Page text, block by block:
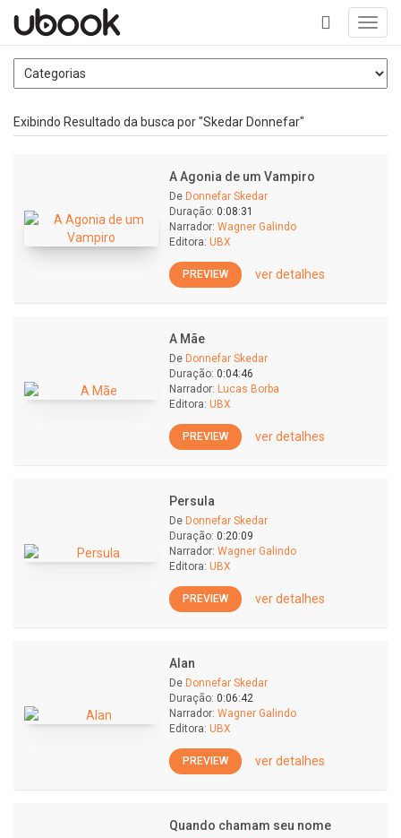
+
Exibindo Resultado da busca por "Skedar Donnefar"
A Agonia de um Vampiro
De Donnefar Skedar
Duração: 0:08:31
Narrador: Wagner Galindo
Editora: UBX
PREVIEW ver detalhes
A Mãe
De Donnefar Skedar
Duração: 0:04:46
Narrador: Lucas Borba
Editora: UBX
PREVIEW ver detalhes
Persula
De Donnefar Skedar
Duração: 0:20:09
Narrador: Wagner Galindo
Editora: UBX
PREVIEW ver detalhes
Alan
De Donnefar Skedar
Duração: 0:06:42
Narrador: Wagner Galindo
Editora: UBX
PREVIEW ver detalhes
Quando chamam seu nome